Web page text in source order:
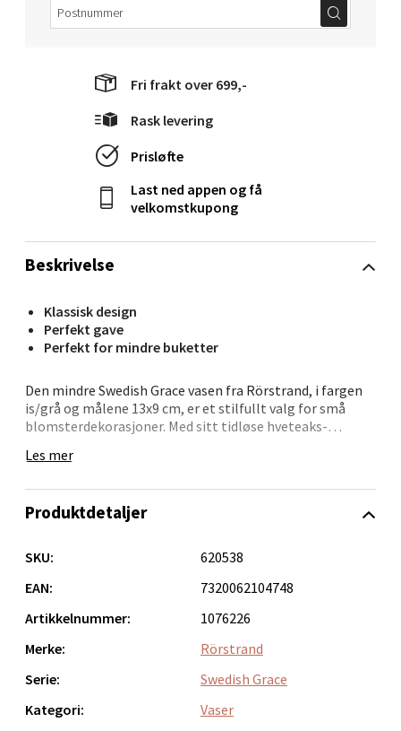
Beskrivelse
Klassisk design
Perfekt gave
Perfekt for mindre buketter
Den mindre Swedish Grace vasen fra Rörstrand, i fargen
is/grå og målene 13x9 cm, er et stilfullt valg for små
blomsterdekorasjoner. Med sitt tidløse hveteaks-
hjemmet en ren, men samtidig moderne estetikk.
Les mer
Fri frakt over 699,-
Rask levering
Prisløfte
Last ned appen og få
velkomstkupong
Produktdetaljer
SKU:
620538
EAN:
7320062104748
Artikkelnummer:
1076226
Merke:
Rörstrand
Serie:
Swedish Grace
Kategori:
Vaser
Torget 1, 6413 Molde
Narvik - Thon Senter Malmporten
Bolagsgata 1, 8514 Narvik
Åpent i dag 10-20
Bergen - Oasen Senter
Åpent i dag 10-21
Oppdal - Aunasenteret
Aunasenteret, Sunndalsvegen 3, 7340 Oppdal
Åpent i dag 10-19